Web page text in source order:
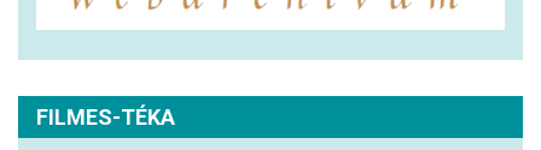
FILMES-TÉKA